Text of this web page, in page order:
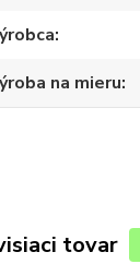
na mieru
tovar